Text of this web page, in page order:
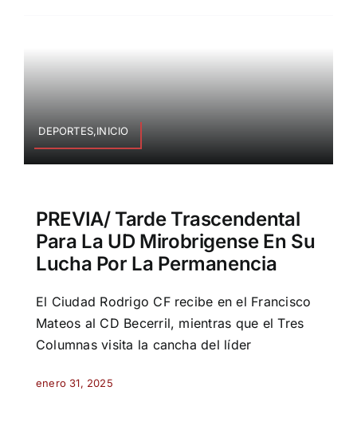
DEPORTES,INICIO
PREVIA/ Tarde Trascendental
Para La UD Mirobrigense En Su
Lucha Por La Permanencia
El Ciudad Rodrigo CF recibe en el Francisco
Mateos al CD Becerril, mientras que el Tres
Columnas visita la cancha del líder
enero 31, 2025